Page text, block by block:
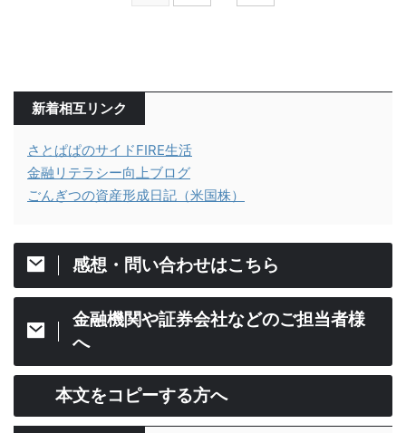
新着相互リンク
さとぱぱのサイドFIRE生活
金融リテラシー向上ブログ
ごんぎつの資産形成日記（米国株）
感想・問い合わせはこちら
金融機関や証券会社などのご担当者様
へ
本文をコピーする方へ